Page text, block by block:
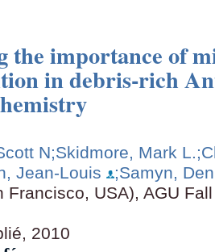
the importance of
in debris-rich
N;Skidmore, Mark L.
Jean-Louis
;Samyn,
Francisco, USA), AGU
2010